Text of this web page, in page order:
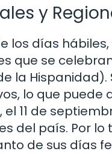
y
los días
que se
la
lo que
11 de
del país. Por
de sus días